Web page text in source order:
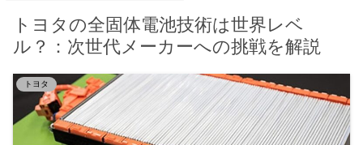
トヨタの全固体電池技術は世界レベ
ル？：次世代メーカーへの挑戦を解説
トヨタ